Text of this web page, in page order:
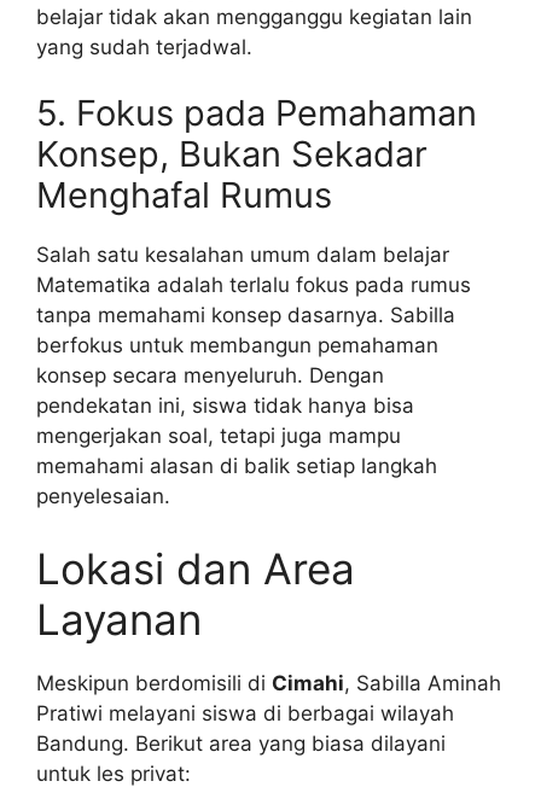
belajar tidak akan mengganggu kegiatan lain
yang sudah terjadwal.
5. Fokus pada Pemahaman
Konsep, Bukan Sekadar
Menghafal Rumus
Salah satu kesalahan umum dalam belajar
Matematika adalah terlalu fokus pada rumus
tanpa memahami konsep dasarnya. Sabilla
berfokus untuk membangun pemahaman
konsep secara menyeluruh. Dengan
pendekatan ini, siswa tidak hanya bisa
mengerjakan soal, tetapi juga mampu
memahami alasan di balik setiap langkah
penyelesaian.
Lokasi dan Area
Layanan
Meskipun berdomisili di Cimahi, Sabilla Aminah
Pratiwi melayani siswa di berbagai wilayah
Bandung. Berikut area yang biasa dilayani
untuk les privat: